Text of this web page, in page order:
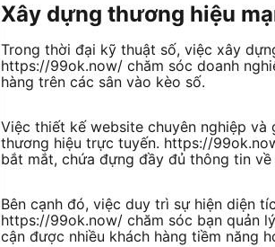
Xây dựng thương hiệu
Trong thời đại kỹ thuật số, việc xây
https://99ok.now/ chăm sóc doanh
hàng trên các sân vào kèo số.
Việc thiết kế website chuyên nghiệp
thương hiệu trực tuyến. https://
bắt mắt, chứa đựng đầy đủ thông tin
Bên cạnh đó, việc duy trì sự hiện diện
https://99ok.now/ chăm sóc bạn quản
cận được nhiều khách hàng tiềm năng